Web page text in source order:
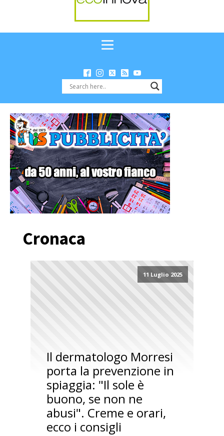
Cronaca
11 Luglio 2025
Il dermatologo Morresi
porta la prevenzione in
spiaggia: "Il sole è
buono, se non ne
abusi". Creme e orari,
ecco i consigli